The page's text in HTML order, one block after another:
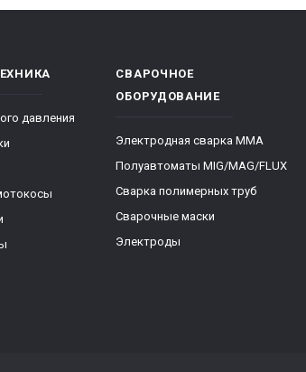
давления
СВАРОЧНОЕ
ОБОРУДОВАНИЕ
Электродная сварка ММА
Полуавтоматы MIG/MAG/FLUX
Сварка полимерных труб
Сварочные маски
Электроды